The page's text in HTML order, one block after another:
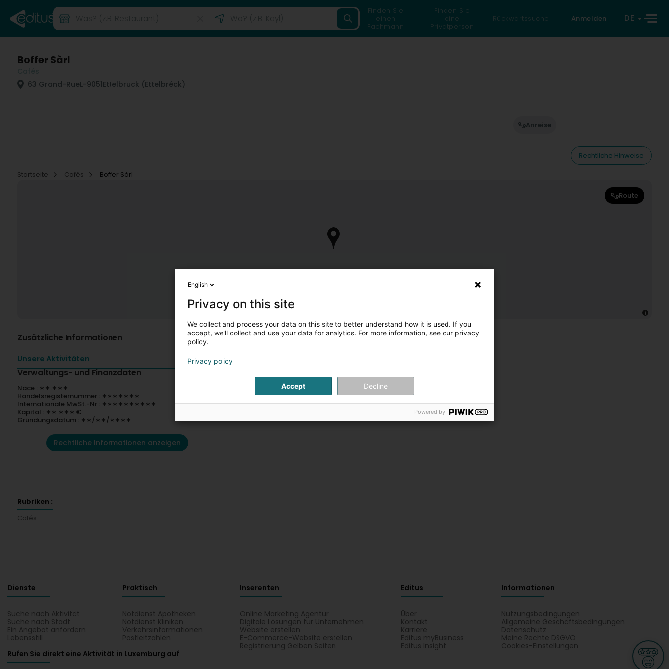
Finden Sie
einen
Fachmann
Finden Sie
eine
Privatperson
Rückwärtssuche Anmelden DE
Boffer Sàrl
63 Grand-RueL-9051Ettelbruck (Ettelbréck)
Anreise
Rechtliche Hinweise
Startseite
Cafés Boffer Sàrl
Route
Zusätzliche Informationen
Unsere Aktivitäten
Verwaltungs- und Finanzdaten
Nace : ∗∗.∗∗∗
Handelsregisternummer : ∗∗∗∗∗∗∗
Internationale MwSt.-Nr : ∗∗∗∗∗∗∗∗∗∗
Kapital : ∗∗ ∗∗∗ €
Gründungsdatum : ∗∗/∗∗/∗∗∗∗
Rechtliche Informationen anzeigen
Rubriken :
Cafés
Dienste
Suche nach Aktivität
Suche nach Stadt
Ein Angebot anfordern
Lebensstill
Praktisch
Notdienst Apotheken
Notdienst Kliniken
Verkehrsinformationen
Postleitzahlen
Inserenten
Online Marketing Agentur
Digitale Lösungen für Unternehmen
Website erstellen
E-Commerce-Website erstellen
Registrierung Gelben Seiten
Editus
Über
Kontakt
Karriere
Editus myBusiness
Editus Insight
Informationen
Nutzungsbedingungen
Allgemeine Geschäftsbedingungen
Datenschutz
Meine Rechte DSGVO
Cookies-Einstellungen
Rufen Sie direkt eine Aktivität in Luxemburg auf
English
Privacy on this site
We collect and process your data on this site to better understand how it is used. If you
accept, we'll collect and use your data for analytics. For more information, see our privacy
policy.
Privacy policy
Accept Decline
Powered by